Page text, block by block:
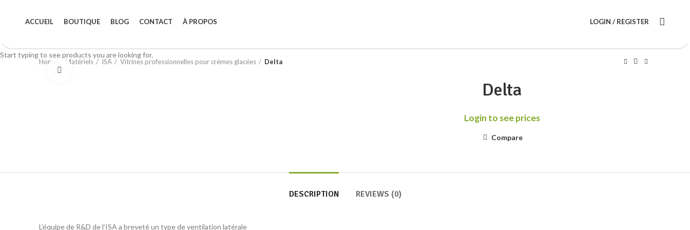
ACCUEIL BOUTIQUE BLOG CONTACT À PROPOS LOGIN / REGISTER
Home Matériels ISA Vitrines professionnelles pour crèmes glacées
Delta
Delta
Login to see prices
Compare
DESCRIPTION REVIEWS (0)
L’équipe de R&D de l’ISA a breveté un type de ventilation latérale
Start typing to see products you are looking for.